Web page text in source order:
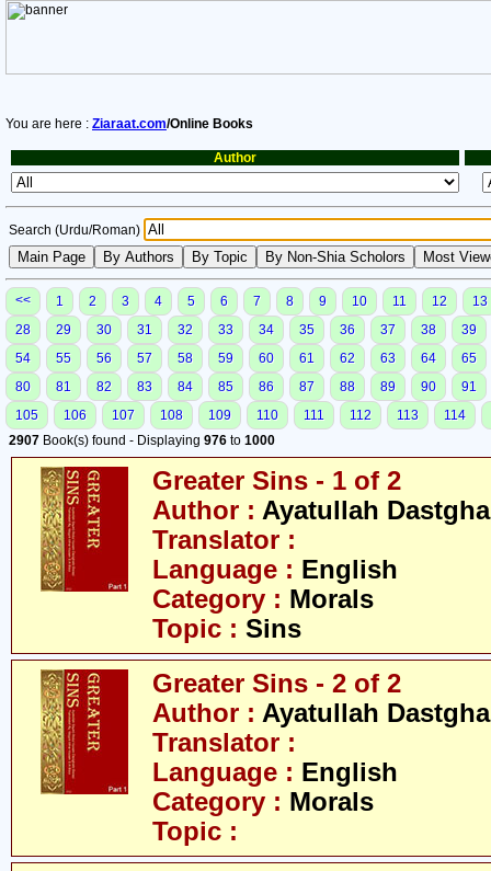
You are here : Ziaraat.com/Online Books
Author
Search (Urdu/Roman)
<< 1 2 3 4 5 6 7 8 9 10 11 12
13
28
29 30 31 32 33 34 35 36 37 38
39
54
55 56 57 58 59 60 61 62 63 64
65
80
81 82 83 84 85 86 87 88 89 90
91
105
106 107 108 109 110 111 112 113
114
2907 Book(s) found - Displaying 976 to 1000
Greater Sins - 1 of 2
Author : Ayatullah
Translator :
Language : English
Category : Morals
Topic : Sins
Greater Sins - 2 of 2
Author : Ayatullah
Translator :
Language : English
Category : Morals
Topic :